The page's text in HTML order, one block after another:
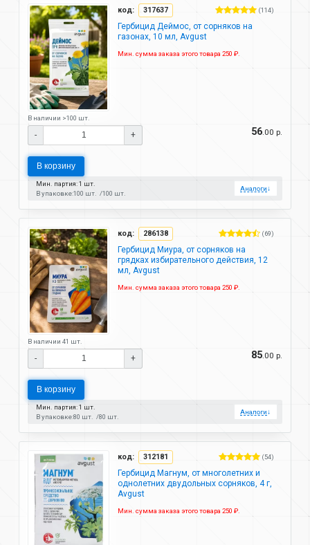
код: 317637 (114)
Гербицид Деймос, от сорняков на
газонах, 10 мл, Avgust
Мин. сумма заказа этого товара 250 ₽.
В наличии >100 шт.
- + 56.00 р.
В корзину
Мин. партия: 1 шт.
В упаковке:100 шт. 100 шт.
Аналоги↓
код: 286138 (69)
Гербицид Миура, от сорняков на
грядках избирательного действия, 12
мл, Avgust
Мин. сумма заказа этого товара 250 ₽.
В наличии 41 шт.
- + 85.00 р.
В корзину
Мин. партия: 1 шт.
В упаковке:80 шт. 80 шт.
Аналоги↓
код: 312181 (54)
Гербицид Магнум, от многолетних и
однолетних двудольных сорняков, 4 г,
Avgust
Мин. сумма заказа этого товара 250 ₽.